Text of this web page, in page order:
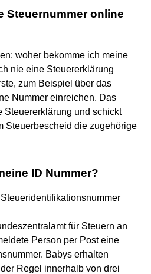
Steuernummer online
woher bekomme ich meine
nie eine Steuererklärung
zum Beispiel über das
Nummer einreichen. Das
Steuererklärung und schickt
Steuerbescheid die zugehörige
ID Nummer?
für Steuern an
Person per Post eine
Babys erhalten
Regel innerhalb von drei